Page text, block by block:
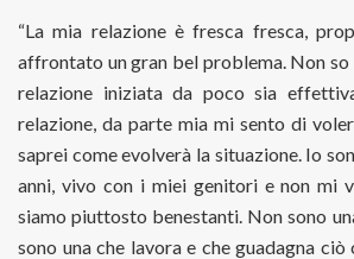
“La mia relazione è fresca fresca,
affrontato un gran bel problema. Non so
relazione iniziata da poco sia
relazione, da parte mia mi sento di
saprei come evolverà la situazione. Io
anni, vivo con i miei genitori e non mi
siamo piuttosto benestanti. Non sono
sono una che lavora e che guadagna ciò